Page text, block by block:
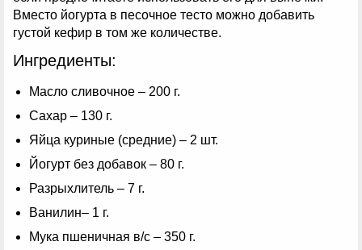
Вместо йогурта в песочное тесто можно добавить
густой кефир в том же количестве.
Ингредиенты:
Масло сливочное – 200 г.
Сахар – 130 г.
Яйца куриные (средние) – 2 шт.
Йогурт без добавок – 80 г.
Разрыхлитель – 7 г.
Ванилин– 1 г.
Мука пшеничная в/с – 350 г.